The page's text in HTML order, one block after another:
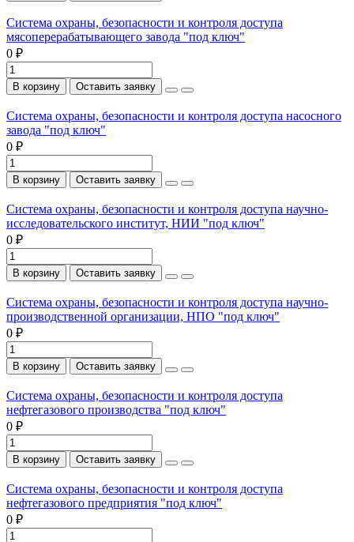
Система охраны, безопасности и контроля доступа
мясоперерабатывающего завода "под ключ"
0 ₽
В корзину Оставить заявку
Система охраны, безопасности и контроля доступа насосного
завода "под ключ"
0 ₽
В корзину Оставить заявку
Система охраны, безопасности и контроля доступа научно-
исследовательского институт, НИИ "под ключ"
0 ₽
В корзину Оставить заявку
Система охраны, безопасности и контроля доступа научно-
производственной организации, НПО "под ключ"
0 ₽
В корзину Оставить заявку
Система охраны, безопасности и контроля доступа
нефтегазового производства "под ключ"
0 ₽
В корзину Оставить заявку
Система охраны, безопасности и контроля доступа
нефтегазового предприятия "под ключ"
0 ₽